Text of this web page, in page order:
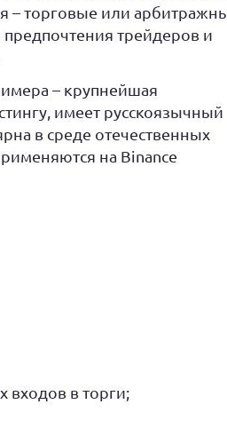
– торговые или
трейдеров и
– крупнейшая
имеет русскоязычный
в среде отечественных
на Binance
входов в торги;